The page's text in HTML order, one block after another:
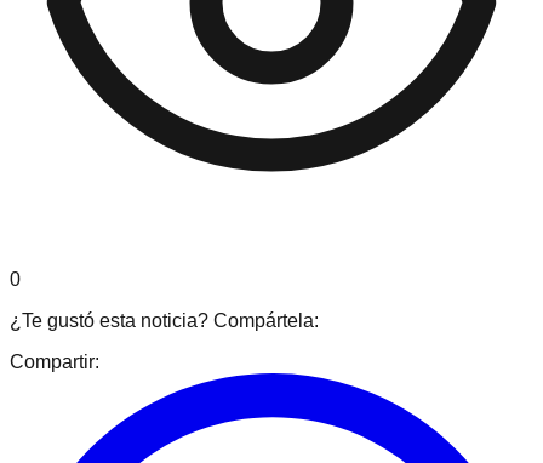
0
¿Te gustó esta noticia? Compártela:
Compartir: